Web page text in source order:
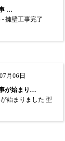
…
擁壁工事完了
月06日
が始まり…
始まりました 型